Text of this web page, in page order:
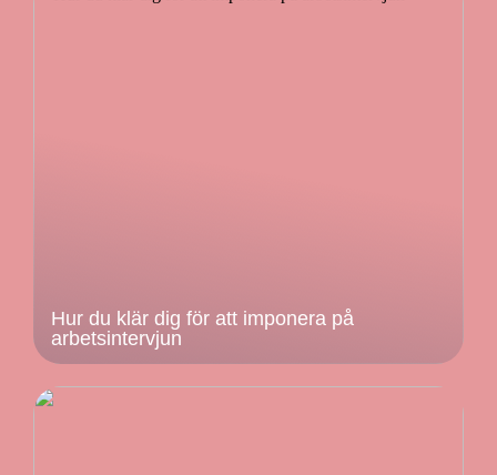
Hur du klär dig för att imponera på
arbetsintervjun